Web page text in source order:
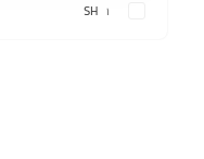
SH 1